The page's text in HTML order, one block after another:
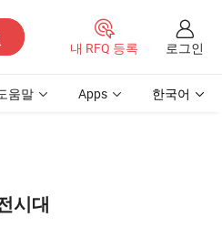
내 RFQ 등록 로그인
움말 Apps 한국어
시대